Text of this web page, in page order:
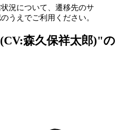
況について、遷移先のサ
うえでご利用ください。
森久保祥太郎)"の